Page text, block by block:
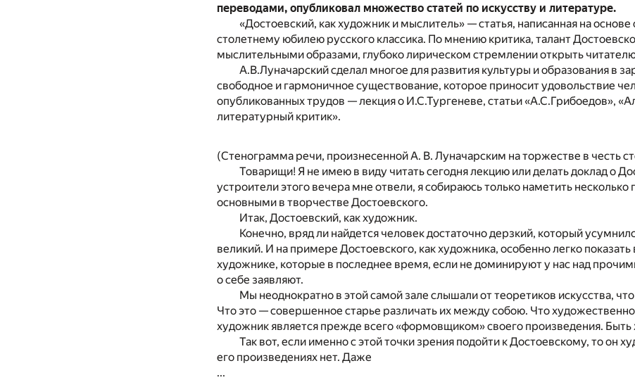
переводами, опубликовал множество статей по искусству и литературе.
«Достоевский, как художник и мыслитель» — статья, написанная на
столетнему юбилею русского классика. По мнению критика, талант
мыслительными образами, глубоко лирическом стремлении открыть
А.В.Луначарский сделал многое для развития культуры и образования
свободное и гармоничное существование, которое приносит удовольствие
опубликованных трудов — лекция о И.С.Тургеневе, статьи «А.С.Грибоедов»,
литературный критик».
(Стенограмма речи, произнесенной А. В. Луначарским на торжестве в честь
Товарищи! Я не имею в виду читать сегодня лекцию или делать доклад о
устроители этого вечера мне отвели, я собираюсь только наметить
основными в творчестве Достоевского.
Итак, Достоевский, как художник.
Конечно, вряд ли найдется человек достаточно дерзкий, который
великий. И на примере Достоевского, как художника, особенно легко
художнике, которые в последнее время, если не доминируют у нас над
о себе заявляют.
Мы неоднократно в этой самой зале слышали от теоретиков искусства,
Что это — совершенное старье различать их между собою. Что
художник является прежде всего «формовщиком» своего произведения.
Так вот, если именно с этой точки зрения подойти к Достоевскому, то он
его произведениях нет. Даже
...